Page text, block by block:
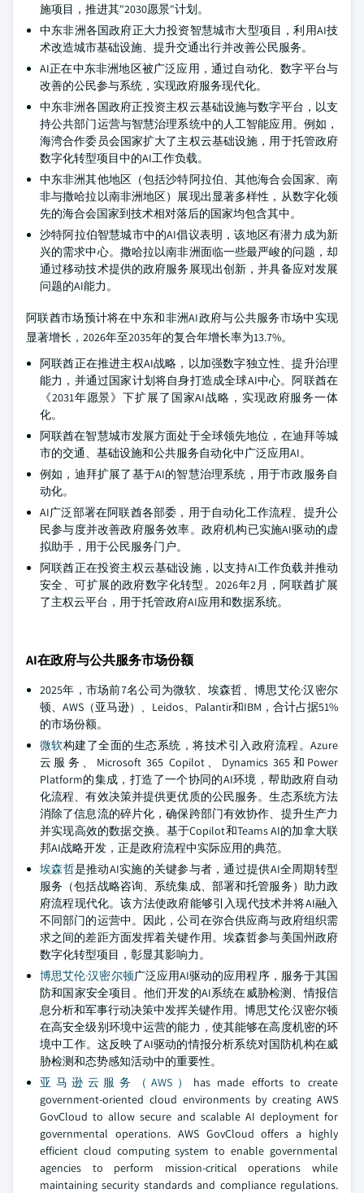
施项目，推进其"2030愿景"计划。
中东非洲各国政府正大力投资智慧城市大型项目，利用AI技
术改造城市基础设施、提升交通出行并改善公民服务。
AI正在中东非洲地区被广泛应用，通过自动化、数字平台与
改善的公民参与系统，实现政府服务现代化。
中东非洲各国政府正投资主权云基础设施与数字平台，以支
持公共部门运营与智慧治理系统中的人工智能应用。例如，
海湾合作委员会国家扩大了主权云基础设施，用于托管政府
数字化转型项目中的AI工作负载。
中东非洲其他地区（包括沙特阿拉伯、其他海合会国家、南
非与撒哈拉以南非洲地区）展现出显著多样性，从数字化领
先的海合会国家到技术相对落后的国家均包含其中。
沙特阿拉伯智慧城市中的AI倡议表明，该地区有潜力成为新
兴的需求中心。撒哈拉以南非洲面临一些最严峻的问题，却
通过移动技术提供的政府服务展现出创新，并具备应对发展
问题的AI能力。
阿联酋市场预计将在中东和非洲AI政府与公共服务市场中实现
显著增长，2026年至2035年的复合年增长率为13.7%。
阿联酋正在推进主权AI战略，以加强数字独立性、提升治理
能力，并通过国家计划将自身打造成全球AI中心。阿联酋在
《2031年愿景》下扩展了国家AI战略，实现政府服务一体
化。
阿联酋在智慧城市发展方面处于全球领先地位，在迪拜等城
市的交通、基础设施和公共服务自动化中广泛应用AI。
例如，迪拜扩展了基于AI的智慧治理系统，用于市政服务自
动化。
AI广泛部署在阿联酋各部委，用于自动化工作流程、提升公
民参与度并改善政府服务效率。政府机构已实施AI驱动的虚
拟助手，用于公民服务门户。
阿联酋正在投资主权云基础设施，以支持AI工作负载并推动
安全、可扩展的政府数字化转型。2026年2月，阿联酋扩展
了主权云平台，用于托管政府AI应用和数据系统。
AI在政府与公共服务市场份额
2025年，市场前7名公司为微软、埃森哲、博思艾伦·汉密尔
顿、AWS（亚马逊）、Leidos、Palantir和IBM，合计占据51%
的市场份额。
微软构建了全面的生态系统，将技术引入政府流程。Azure
云服务、Microsoft 365 Copilot、Dynamics 365和Power
Platform的集成，打造了一个协同的AI环境，帮助政府自动
化流程、有效决策并提供更优质的公民服务。生态系统方法
消除了信息流的碎片化，确保跨部门有效协作、提升生产力
并实现高效的数据交换。基于Copilot和Teams AI的加拿大联
邦AI战略开发，正是政府流程中实际应用的典范。
埃森哲是推动AI实施的关键参与者，通过提供AI全周期转型
服务（包括战略咨询、系统集成、部署和托管服务）助力政
府流程现代化。该方法使政府能够引入现代技术并将AI融入
不同部门的运营中。因此，公司在弥合供应商与政府组织需
求之间的差距方面发挥着关键作用。埃森哲参与美国州政府
数字化转型项目，彰显其影响力。
博思艾伦·汉密尔顿广泛应用AI驱动的应用程序，服务于其国
防和国家安全项目。他们开发的AI系统在威胁检测、情报信
息分析和军事行动决策中发挥关键作用。博思艾伦·汉密尔顿
在高安全级别环境中运营的能力，使其能够在高度机密的环
境中工作。这反映了AI驱动的情报分析系统对国防机构在威
胁检测和态势感知活动中的重要性。
亚马逊云服务（AWS） has made efforts to create
government-oriented cloud environments by creating AWS
GovCloud to allow secure and scalable AI deployment for
governmental operations. AWS GovCloud offers a highly
efficient cloud computing system to enable governmental
agencies to perform mission-critical operations while
maintaining security standards and compliance regulations.